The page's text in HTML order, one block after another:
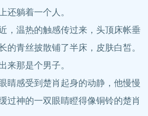
还躺着一个人。
温热的触感传过来，头顶床帐垂
的青丝披散铺了半床，皮肤白皙。
那是个男子。
感受到楚肖起身的动静，他慢慢
过神的一双眼睛瞪得像铜铃的楚肖